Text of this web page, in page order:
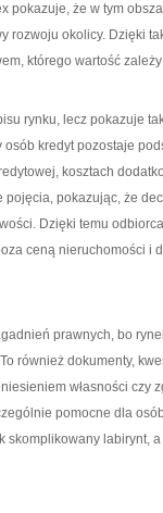
pokazuje, że w tym
okolicy. Dzięki
którego wartość
rynku, lecz pokazuje
kredyt pozostaje
kosztach
pokazując, że
Dzięki temu
ceną nieruchomości i
prawnych, bo
również dokumenty,
własności czy
pomocne dla
labirynt,